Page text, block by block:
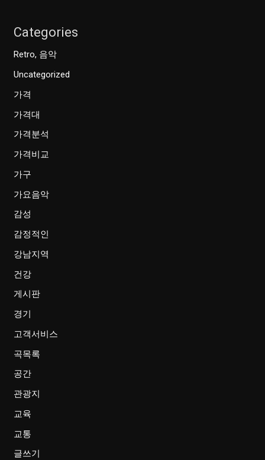
Categories
Retro, 음악
Uncategorized
가격
가격대
가격분석
가격비교
가구
가요음악
감성
감정적인
강남지역
건강
게시판
경기
고객서비스
곡목록
공간
관광지
교육
교통
글쓰기